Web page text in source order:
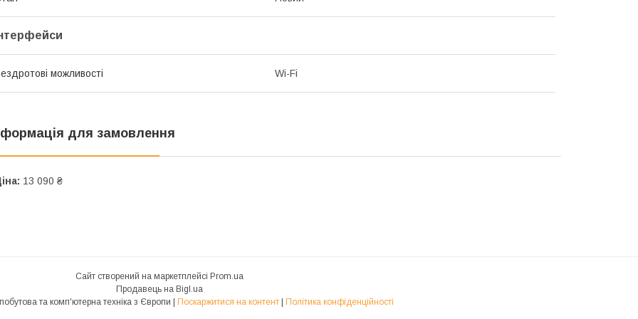
можливості Wi-Fi
для замовлення
13 090 ₴
Сайт створений на маркетплейсі Prom.ua
Продавець на Bigl.ua
RTV: Аудіо/відео, побутова та комп'ютерна техніка з Європи | Поскаржитися на контент | Політика конфіденційності